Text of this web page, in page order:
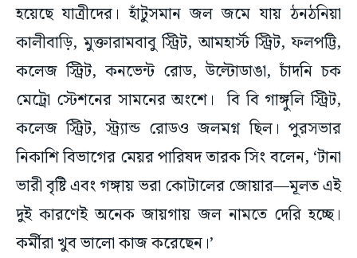
হয়েছে যাত্রীদের। হাঁটুসমান জল জমে যায় ঠনঠনিয়া
কালীবাড়ি, মুক্তারামবাবু স্ট্রিট, আমহার্স্ট স্ট্রিট, ফলপট্টি,
কলেজ স্ট্রিট, কনভেন্ট রোড, উল্টোডাঙা, চাঁদনি চক
মেট্রো স্টেশনের সামনের অংশে। বি বি গাঙ্গুলি স্ট্রিট,
কলেজ স্ট্রিট, স্ট্র্যান্ড রোডও জলমগ্ন ছিল। পুরসভার
নিকাশি বিভাগের মেয়র পারিষদ তারক সিং বলেন, ‘টানা
ভারী বৃষ্টি এবং গঙ্গায় ভরা কোটালের জোয়ার—মূলত এই
দুই কারণেই অনেক জায়গায় জল নামতে দেরি হচ্ছে।
কর্মীরা খুব ভালো কাজ করেছেন।’